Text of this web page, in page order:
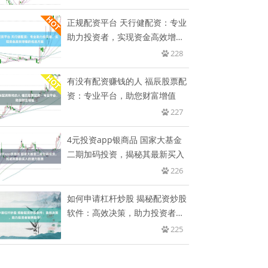
正规配资平台 天行健配资：专业
助力投资者，实现资金高效增值
228
有没有配资赚钱的人 福辰股票配
资：专业平台，助您财富增值
227
4元投资app银商品 国家大基金
二期加码投资，揭秘其最新买入
226
如何申请杠杆炒股 揭秘配资炒股
软件：高效决策，助力投资者驰
225